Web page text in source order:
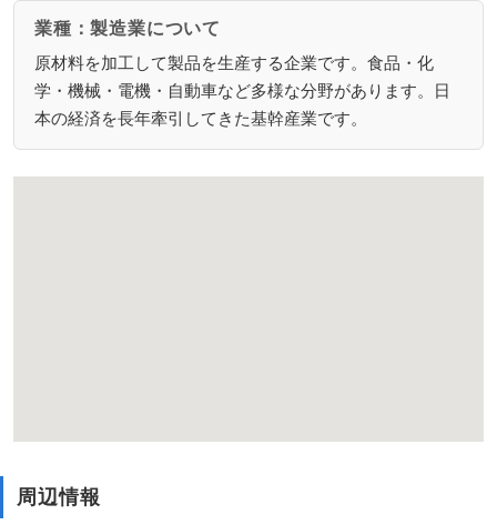
業種：製造業について
原材料を加工して製品を生産する企業です。食品・化
学・機械・電機・自動車など多様な分野があります。日
本の経済を長年牽引してきた基幹産業です。
周辺情報